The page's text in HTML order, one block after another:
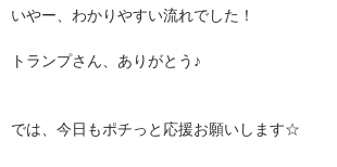
いやー、わかりやすい流れでした！
トランプさん、ありがとう♪
では、今日もポチっと応援お願いします☆